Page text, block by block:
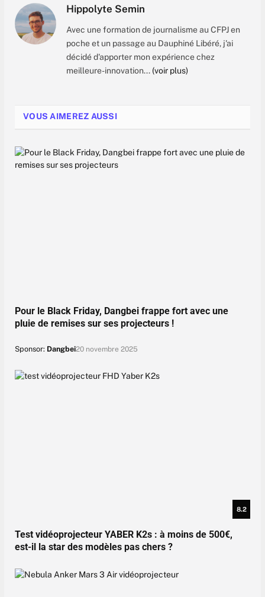
Hippolyte Semin
Avec une formation de journalisme au CFPJ en
poche et un passage au Dauphiné Libéré, j'ai
décidé d'apporter mon expérience chez
meilleure-innovation... (voir plus)
VOUS AIMEREZ AUSSI
Pour le Black Friday, Dangbei frappe fort avec une
pluie de remises sur ses projecteurs !
Sponsor: Dangbei20 novembre 2025
8.2
Test vidéoprojecteur YABER K2s : à moins de 500€,
est-il la star des modèles pas chers ?